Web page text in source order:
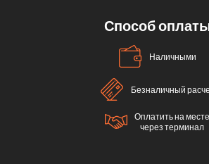
Способ
Наличными
Безналичный
Оплатить на месте
через терминал